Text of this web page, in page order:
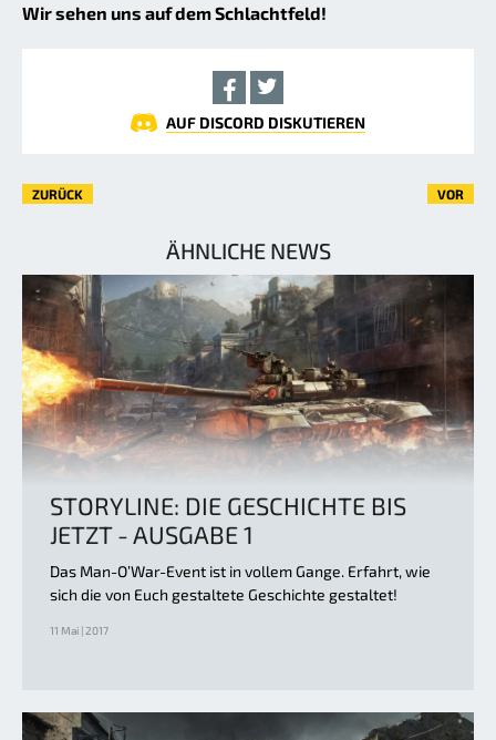
Wir sehen uns auf dem Schlachtfeld!
AUF DISCORD DISKUTIEREN
ZURÜCK VOR
ÄHNLICHE NEWS
STORYLINE: DIE GESCHICHTE BIS
JETZT - AUSGABE 1
Das Man-O’War-Event ist in vollem Gange. Erfahrt, wie
sich die von Euch gestaltete Geschichte gestaltet!
11 Mai | 2017